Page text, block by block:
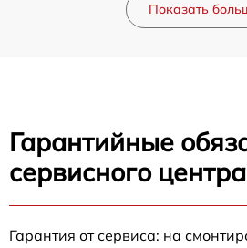
Показать
Гарантийные
сервисного
Гарантия от сервиса: на